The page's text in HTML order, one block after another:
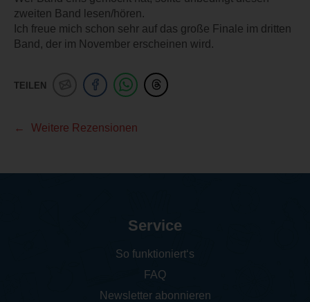
zweiten Band lesen/hören.
Ich freue mich schon sehr auf das große Finale im dritten
Band, der im November erscheinen wird.
TEILEN
Weitere Rezensionen
Service
So funktioniert‘s
FAQ
Newsletter abonnieren